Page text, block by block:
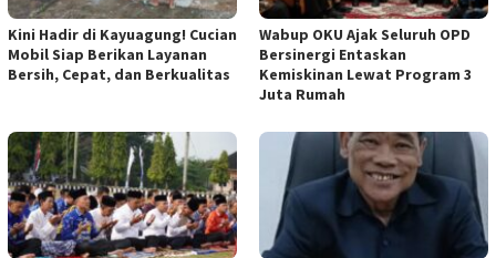
Kini Hadir di Kayuagung! Cucian
Mobil Siap Berikan Layanan
Bersih, Cepat, dan Berkualitas
Wabup OKU Ajak Seluruh OPD
Bersinergi Entaskan
Kemiskinan Lewat Program 3
Juta Rumah